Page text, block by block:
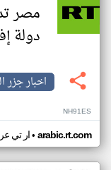
مصر
دولة
اخبار جزر
NH91ES
ار تي• arabic.rt.com